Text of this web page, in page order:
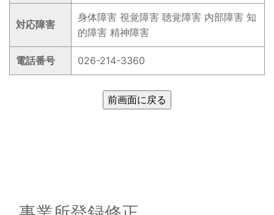
対応障害
身体障害 視覚障害 聴覚障害 内部障害 知
的障害 精神障害
電話番号 026-214-3360